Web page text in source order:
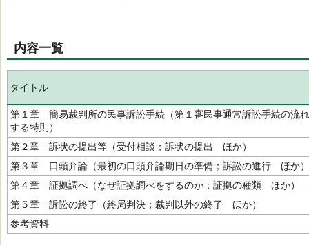
内容一覧
タイトル
第１章 簡易裁判所の民事訴訟手続（第１審民事通常訴訟手続の流
する特則）
第２章 訴状の提出等（受付相談；訴状の提出 ほか）
第３章 口頭弁論（最初の口頭弁論期日の準備；訴訟の進行 ほか）
第４章 証拠調べ（なぜ証拠調べをするのか；証拠の種類 ほか）
第５章 訴訟の終了（終局判決；裁判以外の終了 ほか）
参考資料